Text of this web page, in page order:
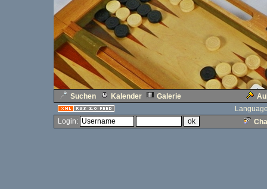
Suchen Kalender Galerie
Login: